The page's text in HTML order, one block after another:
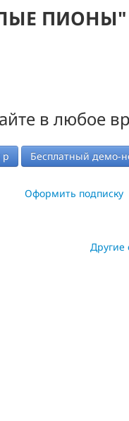
ПИОНЫ"
в любое
р Бесплатный демо-
Оформить подписку
Другие